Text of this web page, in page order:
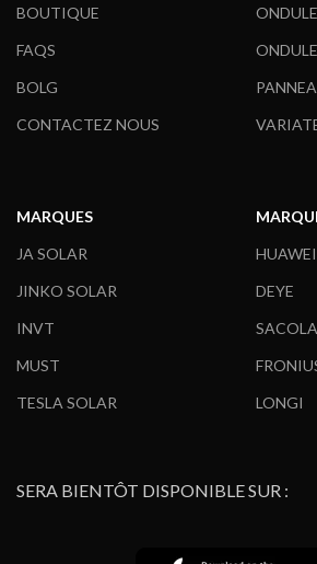
BOUTIQUE
FAQS
BOLG
CONTACTEZ NOUS
MARQUES
JA SOLAR
JINKO SOLAR
INVT
MUST
TESLA SOLAR
HUAWEI
DEYE
LONGI
SERA BIENTÔT DISPONIBLE SUR :